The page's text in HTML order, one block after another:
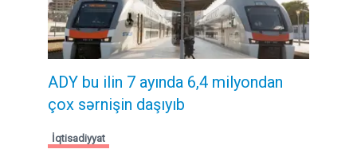
ADY bu ilin 7 ayında 6,4 milyondan
çox sərnişin daşıyıb
İqtisadiyyat